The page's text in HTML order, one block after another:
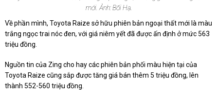
mới. Ảnh: Bối Hạ.
Về phần mình, Toyota Raize sở hữu phiên bản ngoại thất mới là màu
trắng ngọc trai nóc đen, với giá niêm yết đã được ấn định ở mức 563
triệu đồng.
Nguồn tin của Zing cho hay các phiên bản phối màu hiện tại của
Toyota Raize cũng sắp được tăng giá bán thêm 5 triệu đồng, lên
thành 552-560 triệu đồng.